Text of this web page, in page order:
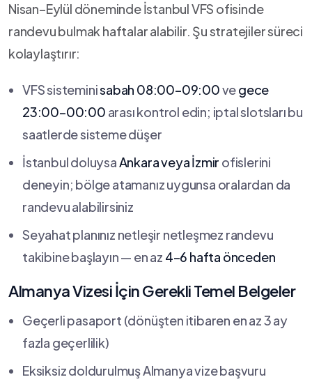
Nisan–Eylül döneminde İstanbul VFS ofisinde
randevu bulmak haftalar alabilir. Şu stratejiler süreci
kolaylaştırır:
VFS sisteminisabah 08:00–09:00vegece
23:00–00:00 arası kontrol edin; iptal slotsları bu
saatlerde sisteme düşer
İstanbul doluysaAnkara veya İzmir ofislerini
deneyin; bölge atamanız uygunsa oralardan da
randevu alabilirsiniz
Seyahat planınız netleşir netleşmez randevu
takibine başlayın — en az 4–6 hafta önceden
Almanya Vizesi İçin Gerekli Temel Belgeler
Geçerli pasaport (dönüşten itibaren en az 3 ay
fazla geçerlilik)
Eksiksiz doldurulmuş Almanya vize başvuru